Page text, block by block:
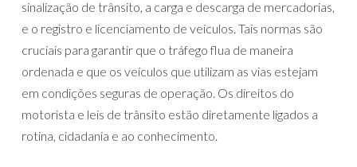
sinalização de trânsito, a carga e descarga de mercadorias,
e o registro e licenciamento de veículos. Tais normas são
cruciais para garantir que o tráfego flua de maneira
ordenada e que os veículos que utilizam as vias estejam
em condições seguras de operação. Os direitos do
motorista e leis de trânsito estão diretamente ligados a
rotina, cidadania e ao conhecimento.